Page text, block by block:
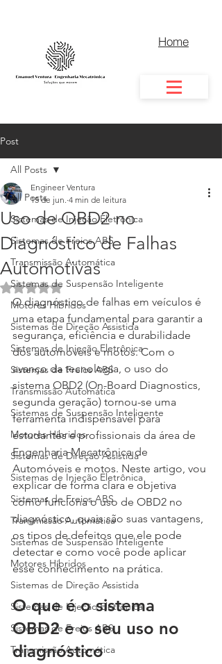
Home
Post
All Posts
Sistemas de Injeção Eletrônica
Sistemas de Freios ABS
Transmissão Automática
Sistemas de Suspensão Inteligente
Motores Híbridos
Sistemas de Direção Assistida
Sistemas de Injeção Eletrônica
Sistemas de Freios ABS
Transmissão Automática
Sistemas de Suspensão Inteligente
Motores Híbridos
Sistemas de Direção Assistida
Sistemas de Injeção Eletrônica
Sistemas de Freios ABS
Transmissão Automática
Sistemas de Suspensão Inteligente
Motores Híbridos
Sistemas de Direção Assistida
Sistemas de Injeção Eletrônica
Sistemas de Freios ABS
Transmissão Automática
All Posts
Uso de OBD2 no
Diagnóstico de Falhas
Automotivas
Engineer Ventura
15 de jun. 4 min de leitura
Avaliado com NaN de 5 estrelas.
O diagnóstico de falhas em veículos é
uma etapa fundamental para garantir a
segurança, eficiência e durabilidade
dos automóveis e motos. Com o
avanço da tecnologia, o uso do
sistema OBD2 (On-Board Diagnostics,
segunda geração) tornou-se uma
ferramenta indispensável para
estudantes e profissionais da área de
Engenharia Mecatrônica de
Automóveis e motos. Neste artigo, vou
explicar de forma clara e objetiva
como funciona o uso de OBD2 no
diagnóstico, quais são suas vantagens,
os tipos de defeitos que ele pode
detectar e como você pode aplicar
esse conhecimento na prática.
O que é o sistema
OBD2 e o seu uso no
diagnóstico